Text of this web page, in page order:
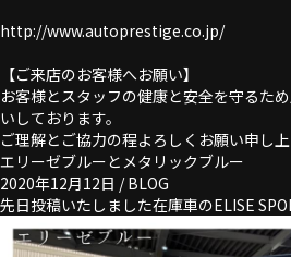
http://www.autoprestige.co.jp/
【ご来店のお客様へお願い】
お客様とスタッフの健康と安全を守るた
いしております。
ご理解とご協力の程よろしくお願い申し上
エリーゼブルーとメタリックブルー
2020年12月12日 /BLOG
先日投稿いたしました在庫車のELISE